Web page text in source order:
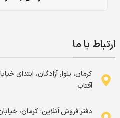
ارتباط با ما
کرمان، بلوار آزادگان، ابتدای
آفتاب